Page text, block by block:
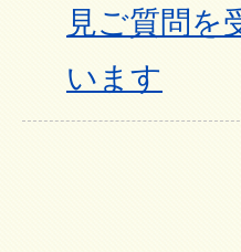
見ご質問を
います